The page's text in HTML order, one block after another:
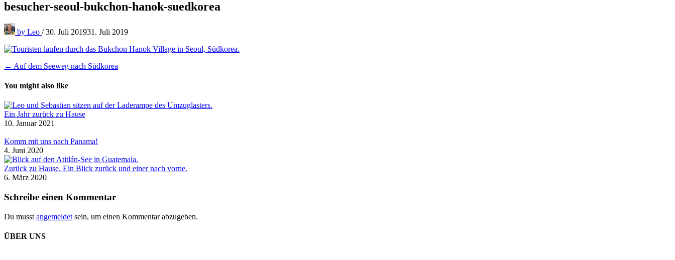
besucher-seoul-bukchon-hanok-suedkorea
by Leo / 30. Juli 201931. Juli 2019
Beitragsnavigation
← Auf dem Seeweg nach Südkorea
You might also like
Ein Jahr zurück zu Hause
10. Januar 2021
Komm mit uns nach Panama!
4. Juni 2020
Zurück zu Hause. Ein Blick zurück und einer nach vorne.
6. März 2020
Schreibe einen Kommentar
Du musst angemeldet sein, um einen Kommentar abzugeben.
ÜBER UNS